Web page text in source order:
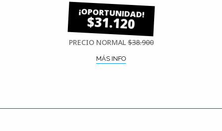
$31.120
PRECIO NORMAL$38.900
MÁS INFO